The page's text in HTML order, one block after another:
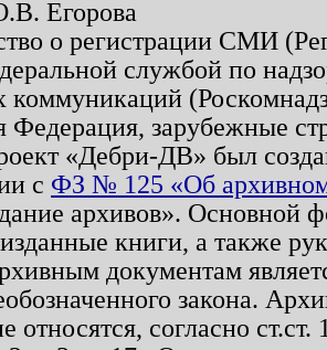
Егорова
о регистрации СМИ
службой по
коммуникаций
Федерация, зарубежные
«Дебри-ДВ» был
с ФЗ № 125 «Об
архивов». Основной
книги, а также
документам
закона.
относятся, согласно